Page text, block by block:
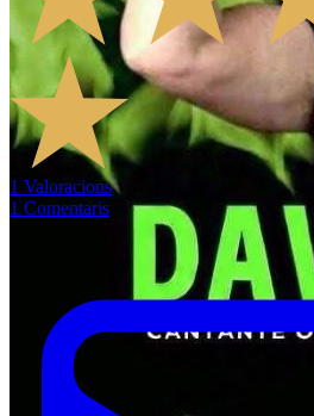
1 Valoracions
1 Comentaris